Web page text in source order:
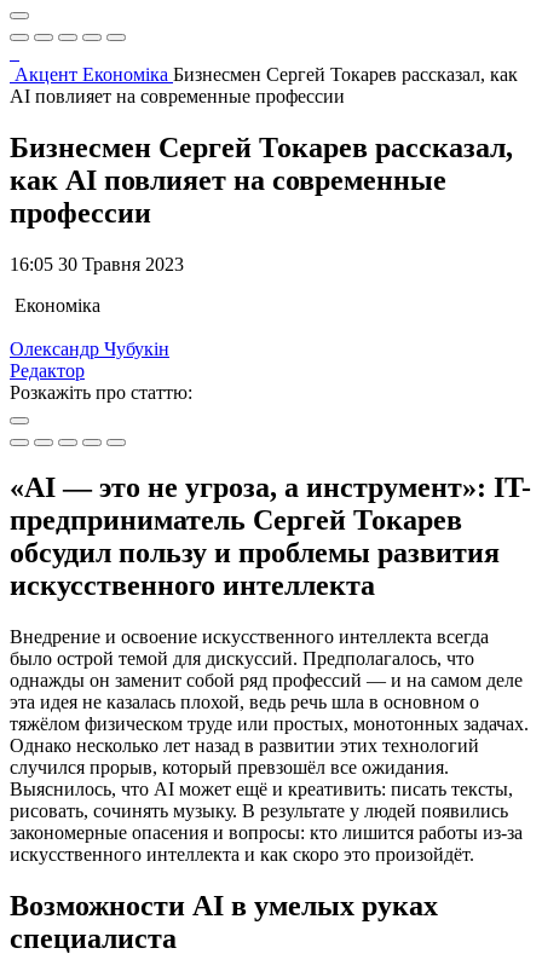
Акцент Економіка Бизнесмен Сергей Токарев рассказал, как
AI повлияет на современные профессии
Бизнесмен Сергей Токарев рассказал,
как AI повлияет на современные
профессии
16:05 30 Травня 2023
Економіка
Олександр Чубукін
Редактор
Розкажіть про статтю:
«AI — это не угроза, а инструмент»: IT-
предприниматель Сергей Токарев
обсудил пользу и проблемы развития
искусственного интеллекта
Внедрение и освоение искусственного интеллекта всегда
было острой темой для дискуссий. Предполагалось, что
однажды он заменит собой ряд профессий — и на самом деле
эта идея не казалась плохой, ведь речь шла в основном о
тяжёлом физическом труде или простых, монотонных задачах.
Однако несколько лет назад в развитии этих технологий
случился прорыв, который превзошёл все ожидания.
Выяснилось, что AI может ещё и креативить: писать тексты,
рисовать, сочинять музыку. В результате у людей появились
закономерные опасения и вопросы: кто лишится работы из-за
искусственного интеллекта и как скоро это произойдёт.
Возможности AI в умелых руках
специалиста